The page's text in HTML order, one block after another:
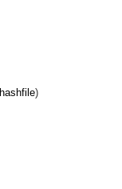
hashfile)